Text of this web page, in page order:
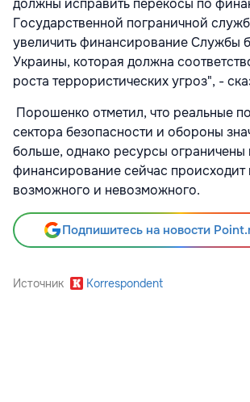
должны исправить перекосы по
Государственной пограничной
увеличить финансирование Службы
Украины, которая должна
роста террористических угроз", -
Порошенко отметил, что реальные
сектора безопасности и обороны
больше, однако ресурсы ограничены
финансирование сейчас происходит
возможного и невозможного.
Подпишитесь на новости
Источник Korrespondent